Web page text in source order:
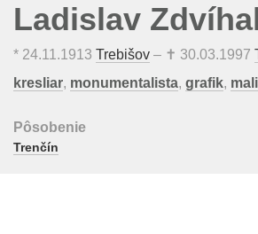
Ladislav
* 24.11.1913 Trebišov – ✝ 30.03.1997
kresliar, monumentalista, grafik,
Pôsobenie
Trenčín